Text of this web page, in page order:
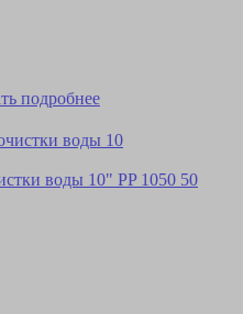
подробнее
воды 10" PP 1050 50